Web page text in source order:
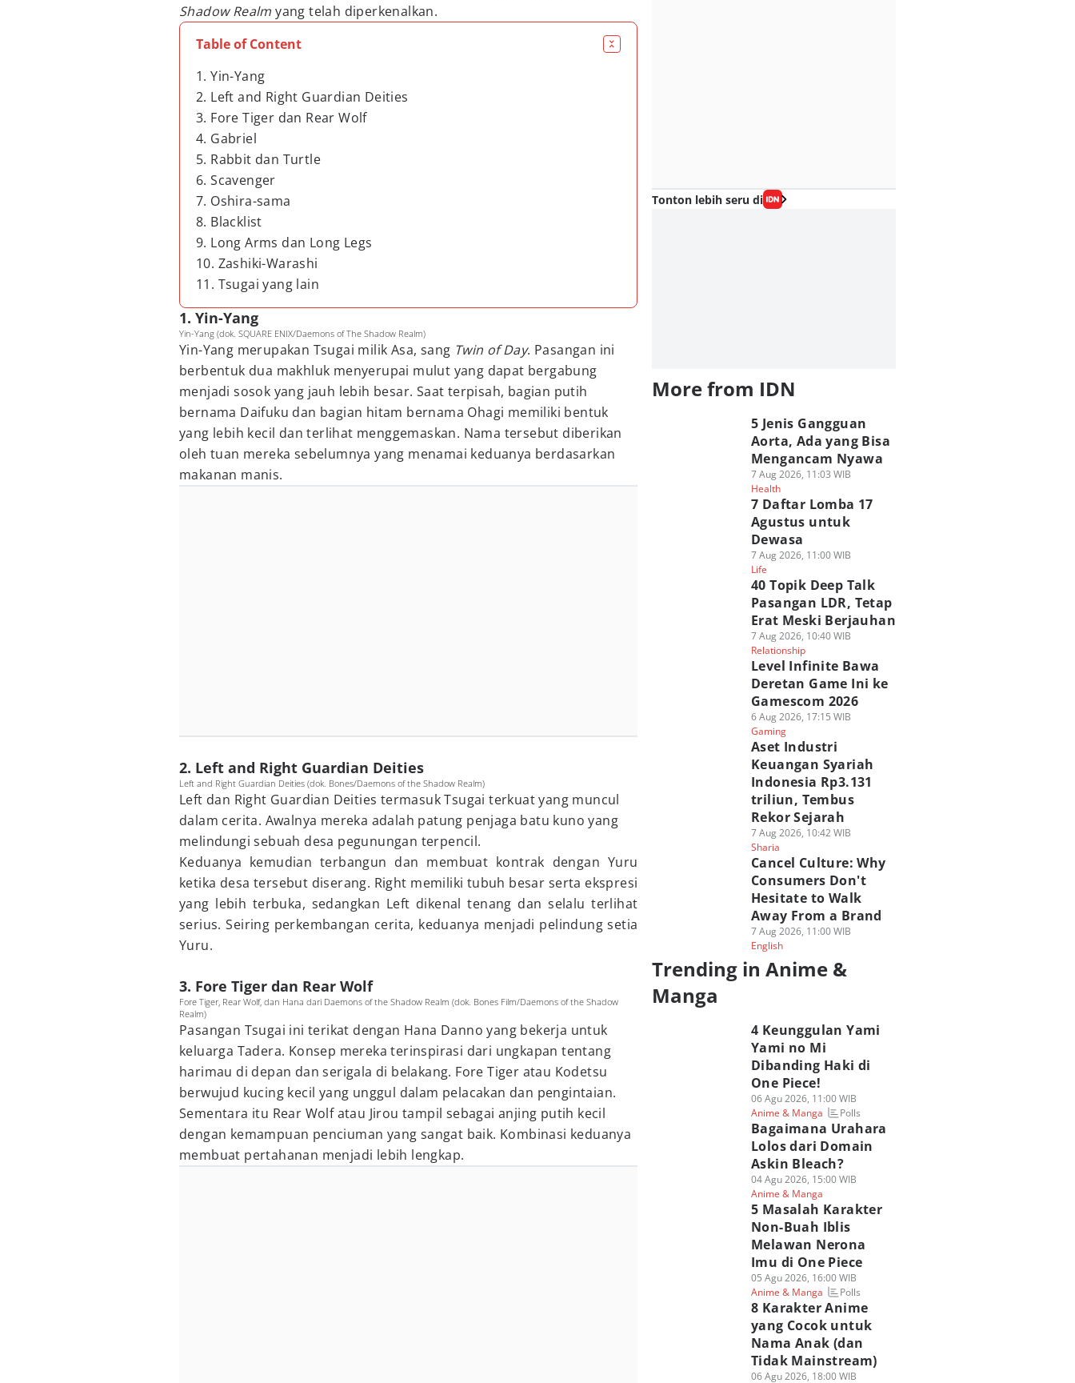
Shadow Realm yang telah diperkenalkan.
Table of Content
1. Yin-Yang
2. Left and Right Guardian Deities
3. Fore Tiger dan Rear Wolf
4. Gabriel
5. Rabbit dan Turtle
6. Scavenger
7. Oshira-sama
8. Blacklist
9. Long Arms dan Long Legs
10. Zashiki-Warashi
11. Tsugai yang lain
1. Yin-Yang
Yin-Yang (dok. SQUARE ENIX/Daemons of The Shadow Realm)
Yin-Yang merupakan Tsugai milik Asa, sang Twin of Day. Pasangan ini
berbentuk dua makhluk menyerupai mulut yang dapat bergabung
menjadi sosok yang jauh lebih besar. Saat terpisah, bagian putih
bernama Daifuku dan bagian hitam bernama Ohagi memiliki bentuk
yang lebih kecil dan terlihat menggemaskan. Nama tersebut diberikan
oleh tuan mereka sebelumnya yang menamai keduanya berdasarkan
makanan manis.
2. Left and Right Guardian Deities
Left and Right Guardian Deities (dok. Bones/Daemons of the Shadow Realm)
Left dan Right Guardian Deities termasuk Tsugai terkuat yang muncul
dalam cerita. Awalnya mereka adalah patung penjaga batu kuno yang
melindungi sebuah desa pegunungan terpencil.
Keduanya kemudian terbangun dan membuat kontrak dengan Yuru
ketika desa tersebut diserang. Right memiliki tubuh besar serta ekspresi
yang lebih terbuka, sedangkan Left dikenal tenang dan selalu terlihat
serius. Seiring perkembangan cerita, keduanya menjadi pelindung setia
Yuru.
3. Fore Tiger dan Rear Wolf
Fore Tiger, Rear Wolf, dan Hana dari Daemons of the Shadow Realm (dok. Bones Film/Daemons of the Shadow
Realm)
Pasangan Tsugai ini terikat dengan Hana Danno yang bekerja untuk
keluarga Tadera. Konsep mereka terinspirasi dari ungkapan tentang
harimau di depan dan serigala di belakang. Fore Tiger atau Kodetsu
berwujud kucing kecil yang unggul dalam pelacakan dan pengintaian.
Sementara itu Rear Wolf atau Jirou tampil sebagai anjing putih kecil
dengan kemampuan penciuman yang sangat baik. Kombinasi keduanya
membuat pertahanan menjadi lebih lengkap.
Tonton lebih seru di
More from IDN
5 Jenis Gangguan
Aorta, Ada yang Bisa
Mengancam Nyawa
7 Aug 2026, 11:03 WIB
Health
7 Daftar Lomba 17
Agustus untuk
Dewasa
7 Aug 2026, 11:00 WIB
Life
40 Topik Deep Talk
Pasangan LDR, Tetap
Erat Meski Berjauhan
7 Aug 2026, 10:40 WIB
Relationship
Level Infinite Bawa
Deretan Game Ini ke
Gamescom 2026
6 Aug 2026, 17:15 WIB
Gaming
Aset Industri
Keuangan Syariah
Indonesia Rp3.131
triliun, Tembus
Rekor Sejarah
7 Aug 2026, 10:42 WIB
Sharia
Cancel Culture: Why
Consumers Don't
Hesitate to Walk
Away From a Brand
7 Aug 2026, 11:00 WIB
English
Trending in Anime &
Manga
4 Keunggulan Yami
Yami no Mi
Dibanding Haki di
One Piece!
06 Agu 2026, 11:00 WIB
Anime & Manga
Polls
Bagaimana Urahara
Lolos dari Domain
Askin Bleach?
04 Agu 2026, 15:00 WIB
Anime & Manga
5 Masalah Karakter
Non-Buah Iblis
Melawan Nerona
Imu di One Piece
05 Agu 2026, 16:00 WIB
Anime & Manga
Polls
8 Karakter Anime
yang Cocok untuk
Nama Anak (dan
Tidak Mainstream)
06 Agu 2026, 18:00 WIB